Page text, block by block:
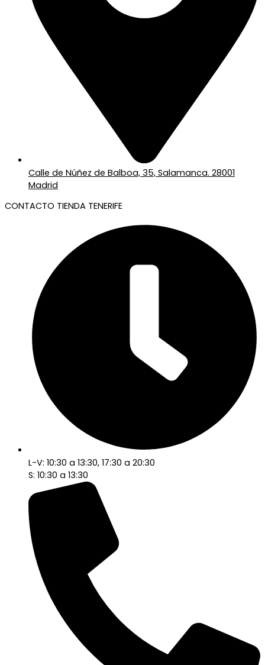
Calle de Núñez de Balboa, 35, Salamanca. 28001
Madrid
CONTACTO TIENDA TENERIFE
L-V: 10:30 a 13:30, 17:30 a 20:30
S: 10:30 a 13:30